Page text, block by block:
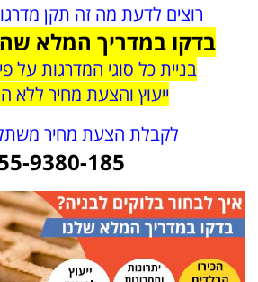
רוצים לדעת מה זה תקן
בדקו במדריך המלא
בניית כל סוגי המדרגות על
ייעוץ והצעת מחיר ללא
לקבלת הצעת מחיר
9380-185